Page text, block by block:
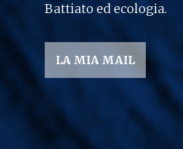
Battiato ed ecologia.
LA MIA MAIL